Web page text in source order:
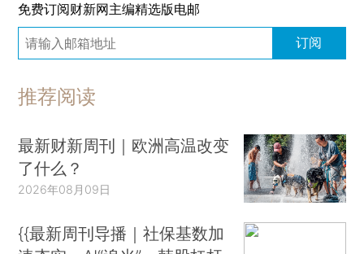
免费订阅财新网主编精选版电邮
订阅
推荐阅读
最新财新周刊｜欧洲高温改变
了什么？
2026年08月09日
{{最新周刊导播｜社保基数加